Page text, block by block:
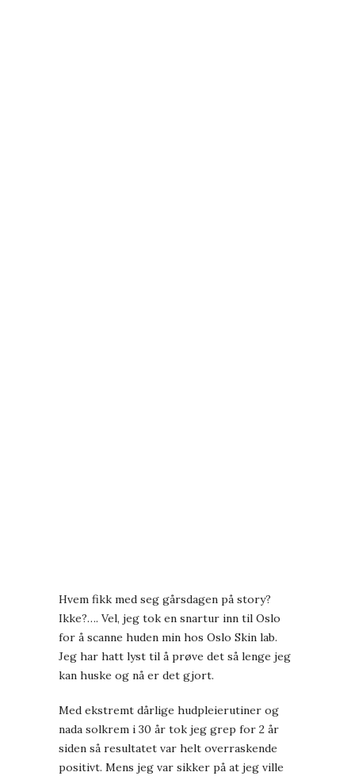
Hvem fikk med seg gårsdagen på story?
Ikke?…. Vel, jeg tok en snartur inn til Oslo
for å scanne huden min hos Oslo Skin lab.
Jeg har hatt lyst til å prøve det så lenge jeg
kan huske og nå er det gjort.
Med ekstremt dårlige hudpleierutiner og
nada solkrem i 30 år tok jeg grep for 2 år
siden så resultatet var helt overraskende
positivt. Mens jeg var sikker på at jeg ville